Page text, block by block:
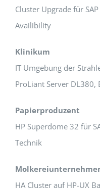
Cluster Upgrade für
Availibility
Klinikum
IT Umgebung der
ProLiant Server DL380,
Papierproduzent
HP Superdome 32 für
Technik
HA Cluster auf HP-UX